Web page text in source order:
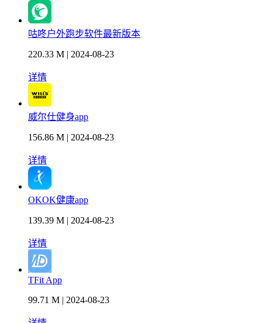
咕咚户外跑步软件最新版本
220.33 M | 2024-08-23
详情
威尔仕健身app
156.86 M | 2024-08-23
详情
OKOK健康app
139.39 M | 2024-08-23
详情
TFit App
99.71 M | 2024-08-23